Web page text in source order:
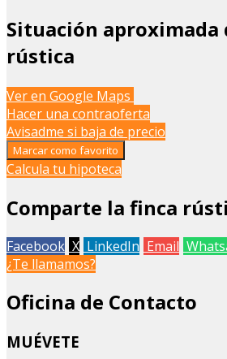
Situación aproximada
rústica
+
−
Ver en Google Maps
Hacer una contraoferta
Avisadme si baja de precio
Marcar como favorito
Calcula tu hipoteca
Comparte la finca
Facebook X LinkedIn Email
¿Te llamamos?
Oficina de Contacto
MUÉVETE